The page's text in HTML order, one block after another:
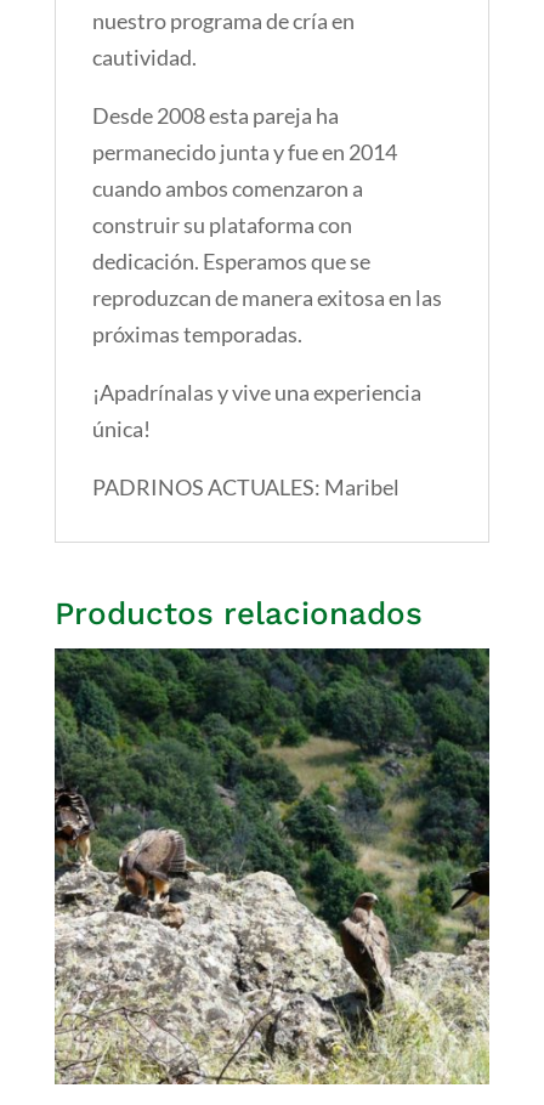
nuestro programa de cría en
cautividad.
Desde 2008 esta pareja ha
permanecido junta y fue en 2014
cuando ambos comenzaron a
construir su plataforma con
dedicación. Esperamos que se
reproduzcan de manera exitosa en las
próximas temporadas.
¡Apadrínalas y vive una experiencia
única!
PADRINOS ACTUALES: Maribel
Productos relacionados